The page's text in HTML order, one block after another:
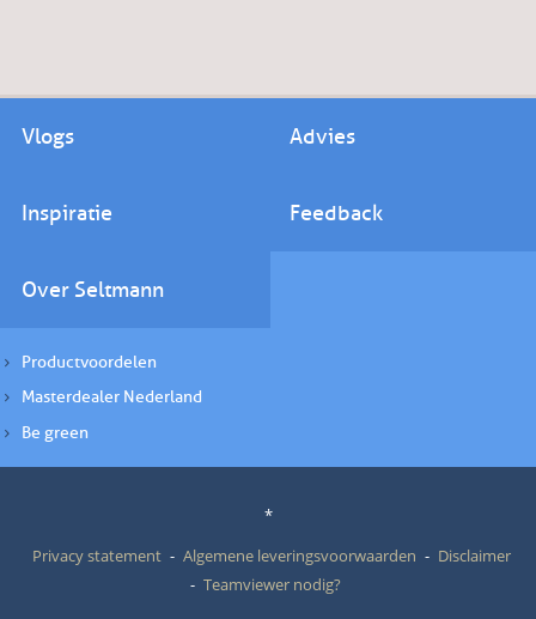
Vlogs Advies
Inspiratie Feedback
Over Seltmann
Productvoordelen
Masterdealer Nederland
Be green
*
Privacy statement
Algemene leveringsvoorwaarden
Disclaimer
Teamviewer nodig?